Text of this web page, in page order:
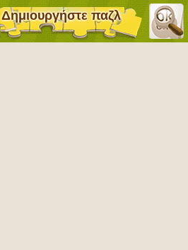
Δημιουργήστε παζλ